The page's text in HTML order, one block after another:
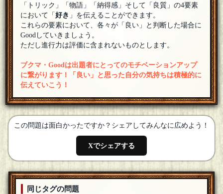
「トリック」「物語」「納得感」そして「良質」の4要素
において「好き 」を伝えることができます。
これらの要素において、各々が「良い」と判断した場合に
Goodしていきましょう。
ただし進行力は評価に含まれないものとします。
ブクマ・Goodは出題者にとってのモチベーションアップ
に繋がります！「良い」と思った自分の気持ちは積極的に
伝えていこう！
この問題は面白かったですか？シェアしてみんなに広めよう！
Xでシェアする
同じタグの問題